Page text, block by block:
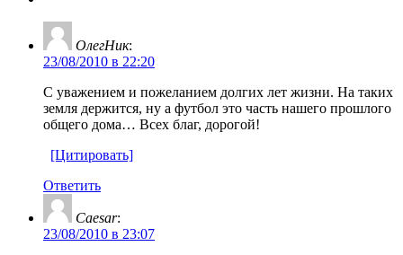
ОлегНик:
23/08/2010 в 22:20
С уважением и пожеланием долгих лет жизни. На таких
земля держится, ну а футбол это часть нашего прошлого
общего дома… Всех благ, дорогой!
[Цитировать]
Ответить
Caesar:
23/08/2010 в 23:07